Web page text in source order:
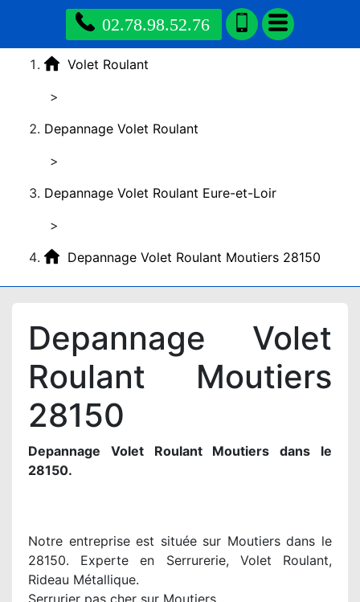
02.78.98.52.76
Volet Roulant
>
Depannage Volet Roulant
>
Depannage Volet Roulant Eure-et-Loir
>
Depannage Volet Roulant Moutiers 28150
Depannage Volet
Roulant Moutiers
28150
Depannage Volet Roulant Moutiers dans le
28150.
Notre entreprise est située sur Moutiers dans le
28150. Experte en Serrurerie, Volet Roulant,
Rideau Métallique.
Serrurier pas cher sur Moutiers.